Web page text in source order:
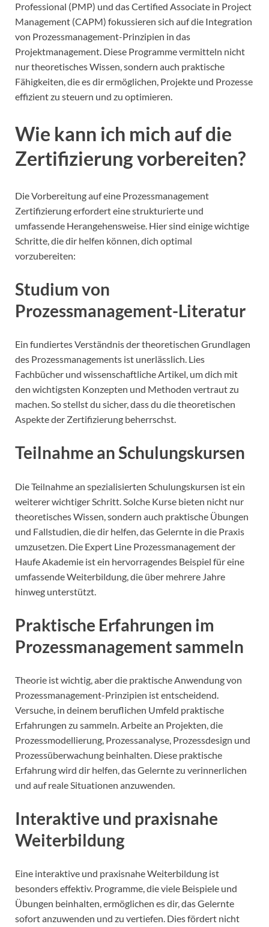
Professional (PMP) und das Certified Associate in Project
Management (CAPM) fokussieren sich auf die Integration
von Prozessmanagement-Prinzipien in das
Projektmanagement. Diese Programme vermitteln nicht
nur theoretisches Wissen, sondern auch praktische
Fähigkeiten, die es dir ermöglichen, Projekte und Prozesse
effizient zu steuern und zu optimieren.
Wie kann ich mich auf die
Zertifizierung vorbereiten?
Die Vorbereitung auf eine Prozessmanagement
Zertifizierung erfordert eine strukturierte und
umfassende Herangehensweise. Hier sind einige wichtige
Schritte, die dir helfen können, dich optimal
vorzubereiten:
Studium von
Prozessmanagement-Literatur
Ein fundiertes Verständnis der theoretischen Grundlagen
des Prozessmanagements ist unerlässlich. Lies
Fachbücher und wissenschaftliche Artikel, um dich mit
den wichtigsten Konzepten und Methoden vertraut zu
machen. So stellst du sicher, dass du die theoretischen
Aspekte der Zertifizierung beherrschst.
Teilnahme an Schulungskursen
Die Teilnahme an spezialisierten Schulungskursen ist ein
weiterer wichtiger Schritt. Solche Kurse bieten nicht nur
theoretisches Wissen, sondern auch praktische Übungen
und Fallstudien, die dir helfen, das Gelernte in die Praxis
umzusetzen. Die Expert Line Prozessmanagement der
Haufe Akademie ist ein hervorragendes Beispiel für eine
umfassende Weiterbildung, die über mehrere Jahre
hinweg unterstützt.
Praktische Erfahrungen im
Prozessmanagement sammeln
Theorie ist wichtig, aber die praktische Anwendung von
Prozessmanagement-Prinzipien ist entscheidend.
Versuche, in deinem beruflichen Umfeld praktische
Erfahrungen zu sammeln. Arbeite an Projekten, die
Prozessmodellierung, Prozessanalyse, Prozessdesign und
Prozessüberwachung beinhalten. Diese praktische
Erfahrung wird dir helfen, das Gelernte zu verinnerlichen
und auf reale Situationen anzuwenden.
Interaktive und praxisnahe
Weiterbildung
Eine interaktive und praxisnahe Weiterbildung ist
besonders effektiv. Programme, die viele Beispiele und
Übungen beinhalten, ermöglichen es dir, das Gelernte
sofort anzuwenden und zu vertiefen. Dies fördert nicht